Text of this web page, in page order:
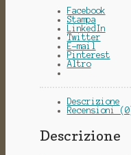
Facebook
Stampa
LinkedIn
Twitter
E-mail
Pinterest
Altro
Descrizione
Recensioni
Descrizione